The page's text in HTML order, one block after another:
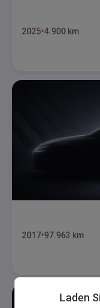
2025 4.900 km
2017 97.963 km
Laden